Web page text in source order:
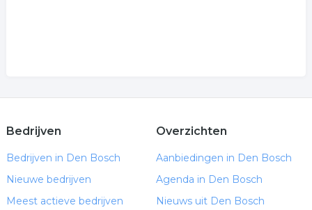
Bedrijven
Bedrijven in Den Bosch
Nieuwe bedrijven
Meest actieve bedrijven
Overzichten
Aanbiedingen in Den Bosch
Agenda in Den Bosch
Nieuws uit Den Bosch